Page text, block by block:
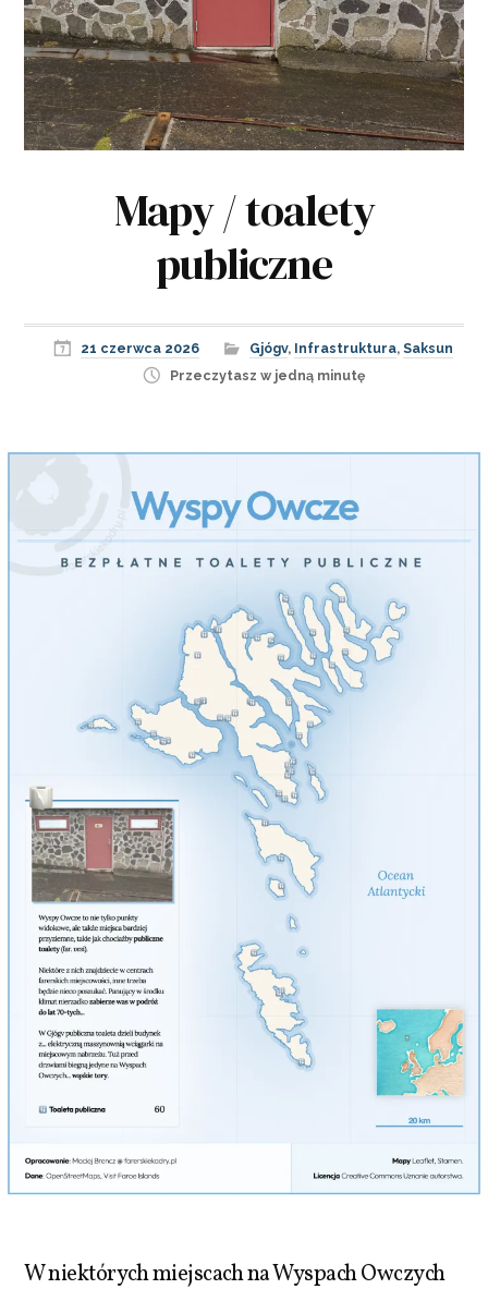
Mapy / toalety
publiczne
21 czerwca 2026 Gjógv, Infrastruktura, Saksun
Przeczytasz w jedną minutę
W niektórych miejscach na Wyspach Owczych